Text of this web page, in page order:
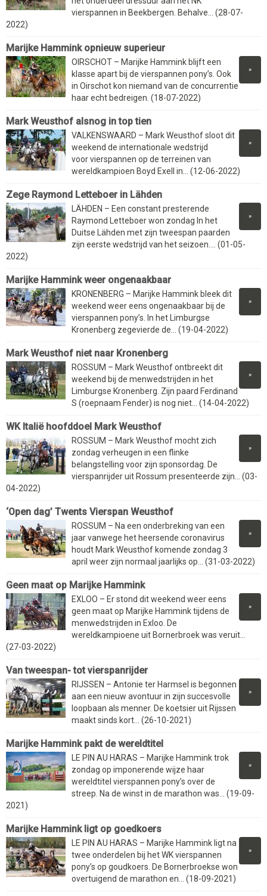
vierspannen in Beekbergen. Behalve... (28-07-
2022)
Marijke Hammink opnieuw superieur
»
OIRSCHOT – Marijke Hammink blijft een
klasse apart bij de vierspannen pony’s. Ook
in Oirschot kon niemand van de concurrentie
haar echt bedreigen. (18-07-2022)
Mark Weusthof alsnog in top tien
»
VALKENSWAARD – Mark Weusthof sloot dit
weekend de internationale wedstrijd
voor vierspannen op de terreinen van
wereldkampioen Boyd Exell in... (12-06-2022)
Zege Raymond Letteboer in Lähden
»
LÄHDEN – Een constant presterende
Raymond Letteboer won zondag In het
Duitse Lähden met zijn tweespan paarden
zijn eerste wedstrijd van het seizoen.... (01-05-
2022)
Marijke Hammink weer ongenaakbaar
»
KRONENBERG – Marijke Hammink bleek dit
weekend weer eens ongenaakbaar bij de
vierspannen pony’s. In het Limburgse
Kronenberg zegevierde de... (19-04-2022)
Mark Weusthof niet naar Kronenberg
»
ROSSUM – Mark Weusthof ontbreekt dit
weekend bij de menwedstrijden in het
Limburgse Kronenberg. Zijn paard Ferdinand
S (roepnaam Fender) is nog niet... (14-04-2022)
WK Italië hoofddoel Mark Weusthof
»
ROSSUM – Mark Weusthof mocht zich
zondag verheugen in een flinke
belangstelling voor zijn sponsordag. De
vierspanrijder uit Rossum presenteerde zijn... (03-
04-2022)
‘Open dag’ Twents Vierspan Weusthof
»
ROSSUM – Na een onderbreking van een
jaar vanwege het heersende coronavirus
houdt Mark Weusthof komende zondag 3
april weer zijn normaal jaarlijks op... (31-03-2022)
Geen maat op Marijke Hammink
»
EXLOO – Er stond dit weekend weer eens
geen maat op Marijke Hammink tijdens de
menwedstrijden in Exloo. De
wereldkampioene uit Bornerbroek was veruit...
(27-03-2022)
Van tweespan- tot vierspanrijder
»
RIJSSEN – Antonie ter Harmsel is begonnen
aan een nieuw avontuur in zijn succesvolle
loopbaan als menner. De koetsier uit Rijssen
maakt sinds kort... (26-10-2021)
Marijke Hammink pakt de wereldtitel
»
LE PIN AU HARAS – Marijke Hammink trok
zondag op imponerende wijze haar
wereldtitel vierspannen pony’s over de
streep. Na de winst in de marathon was... (19-09-
2021)
Marijke Hammink ligt op goedkoers
»
LE PIN AU HARAS – Marijke Hammink ligt na
twee onderdelen bij het WK vierspannen
pony’s op goudkoers. De Bornerbroekse won
overtuigend de marathon en... (18-09-2021)